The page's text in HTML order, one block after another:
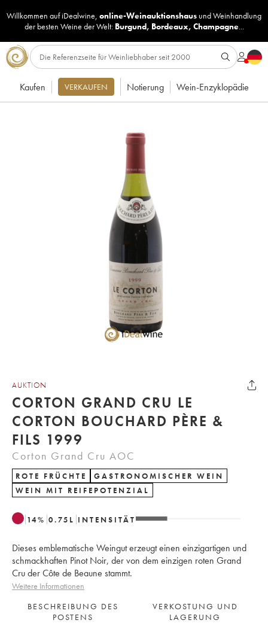
Willkommen auf iDealwine, online-Weinauktionshaus undWeinhandlung
der besten Weine der Welt: Burgund, Bordeaux, Champagne...
Kaufen VERKAUFEN Notierung Wein-Enzyklopädie
AUKTION
CORTON GRAND CRU LE
CORTON BOUCHARD PÈRE &
FILS 1999
Corton Grand Cru AOC
ROTE FRÜCHTE
GASTRONOMISCHER WEIN
WEIN MIT REIFEPOTENZIAL
14% 0.75 L INTENSITÄT
Dieses emblematische Weingut erzeugt einen einzigartigen und
schmackhaften Pinot Noir, der von dem einzigen roten Grand
Cru der Côte de Beaune stammt.
Weitere Informationen
BESCHREIBUNG DES
POSTENS
VERKOSTUNG UND
LAGERUNG